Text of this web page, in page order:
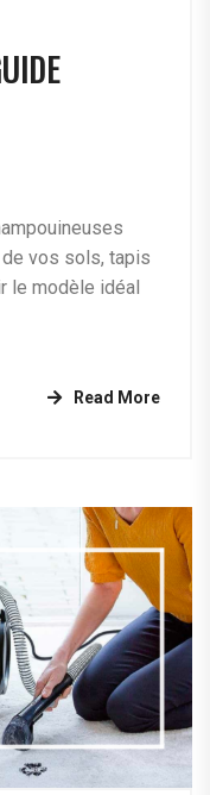
vos sols, tapis
le modèle idéal
Read More